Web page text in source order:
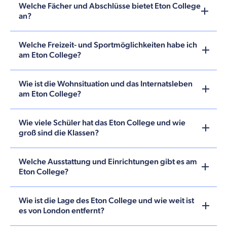
Welche Fächer und Abschlüsse bietet Eton College
an?
Welche Freizeit- und Sportmöglichkeiten habe ich
am Eton College?
Wie ist die Wohnsituation und das Internatsleben
am Eton College?
Wie viele Schüler hat das Eton College und wie
groß sind die Klassen?
Welche Ausstattung und Einrichtungen gibt es am
Eton College?
Wie ist die Lage des Eton College und wie weit ist
es von London entfernt?